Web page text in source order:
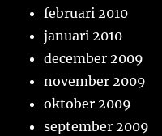
februari 2010
januari 2010
december 2009
november 2009
oktober 2009
september 2009